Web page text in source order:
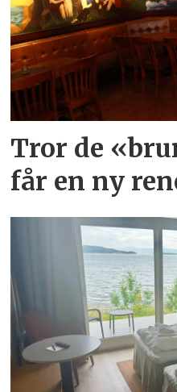
Tror de
får en ny